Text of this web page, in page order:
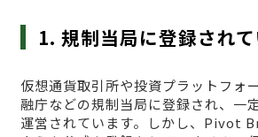
1. 規制当局に登録され
仮想通貨取引所や投資プラットフォ
融庁などの規制当局に登録され、一
運営されています。しかし、Pivot